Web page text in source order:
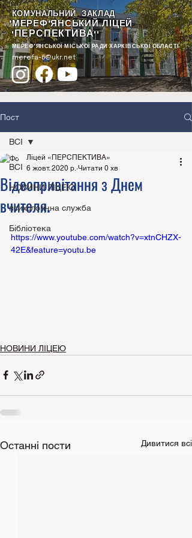
КОМУНАЛЬНИЙ ЗАКЛАД
"МЕРЕФ'ЯНСЬКИЙ ЛІЦЕЙ
"ПЕРСПЕКТИВА""
МЕРЕФ'ЯНСЬКОЇ МІСЬКОЇ РАДИ ХАРКІВСЬКОЇ ОБЛАСТІ
merefa-6@ukr.net
Пост
ВСІ
НОВИНИ ЛІЦЕЮ
психологічна служба
Бібліотека
ВСІ
Відеопривітання з Днем
вчителя.
Ліцей «ПЕРСПЕКТИВА»
6 жовт. 2020 р. Читати 0 хв
https://www.youtube.com/watch?v=xtnCHZX-
42E&feature=youtu.be
НОВИНИ ЛІЦЕЮ
Останні пости Дивитися всі